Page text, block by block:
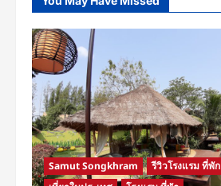
Samut Songkhram
รีวิวโรงแรม ที่พัก